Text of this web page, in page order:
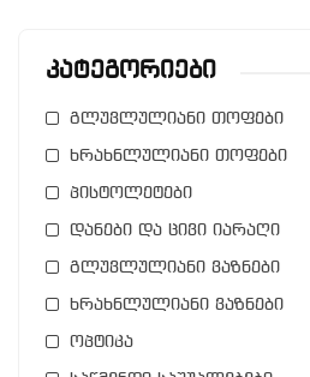
Კატეგორიები
გლუვლულიანი თოფები
ხრახნლულიანი თოფები
პისტოლეტები
დანები და ცივი იარაღი
გლუვლულიანი ვაზნები
ხრახნლულიანი ვაზნები
ოპტიკა